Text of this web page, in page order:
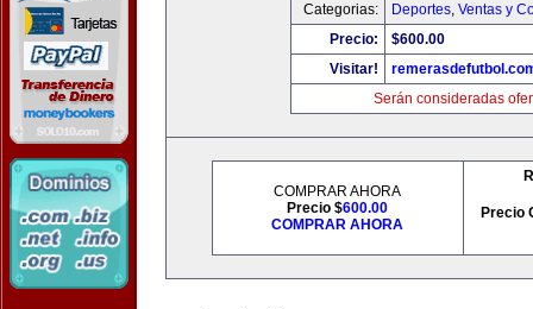
Categorias:
Deportes, Ventas y
Precio:
$600.00
Visitar!
Serán consideradas
COMPRAR AHORA
Precio $600.00
COMPRAR AHORA
Precio